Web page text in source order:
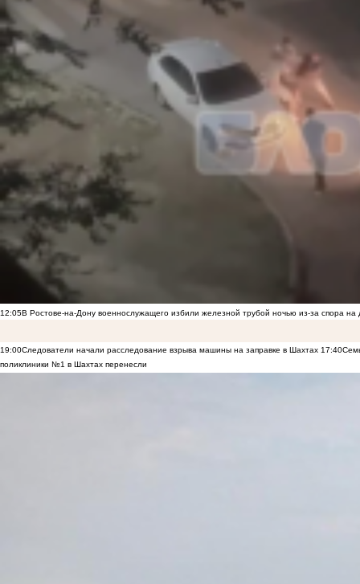
12:05В Ростове-на-Дону военнослужащего избили железной трубой ночью из-за спора на
19:00Следователи начали расследование взрыва машины на заправке в Шахтах 17:40
поликлиники №1 в Шахтах перенесли